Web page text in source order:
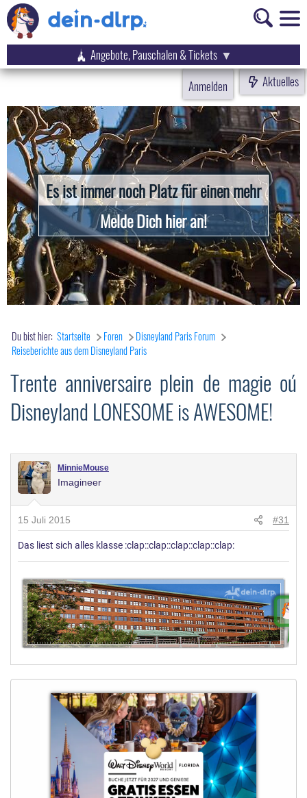
Angebote, Pauschalen & Tickets
Anmelden
Aktuelles
Es ist immer noch Platz für einen mehr
Melde Dich hier an!
Du bist hier: Startseite Foren
Disneyland Paris Forum
Reiseberichte aus dem Disneyland Paris
Trente anniversaire plein de magie oú
Disneyland LONESOME is AWESOME!
MinnieMouse
Imagineer
15 Juli 2015 #31
Das liest sich alles klasse :clap::clap::clap::clap::clap: